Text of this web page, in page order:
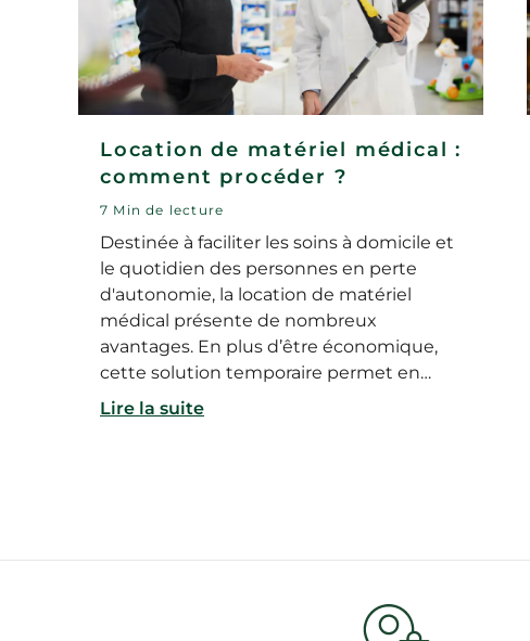
Location de matériel médical :
comment procéder ?
7 Min de lecture
Destinée à faciliter les soins à domicile et
le quotidien des personnes en perte
d'autonomie, la location de matériel
médical présente de nombreux
avantages. En plus d’être économique,
cette solution temporaire permet en
effet de profiter des dispositifs médicaux
Pourquoi se tourner vers la location de
la location de ce type d’équipement ?
Lire la suite